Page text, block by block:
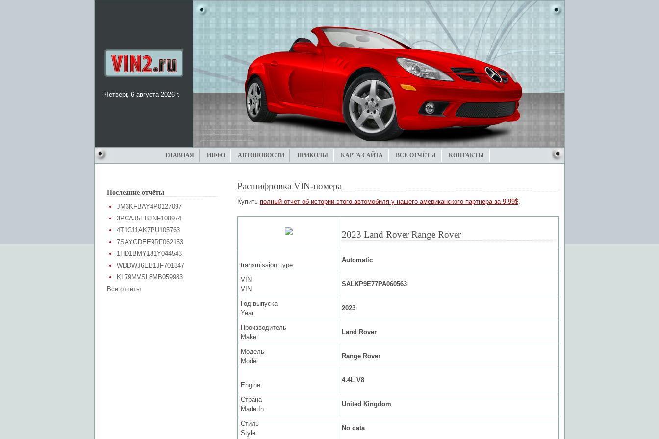
Четверг, 6 августа 2026 г.
ГЛАВНАЯ ИНФО АВТОНОВОСТИ ПРИКОЛЫ КАРТА САЙТА ВСЕ ОТЧЁТЫ КОНТАКТЫ
Последние отчёты
JM3KFBAY4P0127097
3PCAJ5EB3NF109974
4T1C11AK7PU105763
7SAYGDEE9RF062153
1HD1BMY181Y044543
WDDWJ6EB1JF701347
KL79MVSL8MB059983
Все отчёты
Расшифровка VIN-номера
Купить полный отчет об истории этого автомобиля у нашего американского партнера за 9.99$.
2023 Land Rover Range Rover
transmission_type
Automatic
VIN
VIN
SALKP9E77PA060563
Год выпуска
Year
2023
Производитель
Make
Land Rover
Модель
Model
Range Rover
Engine
4.4L V8
Страна
Made In
United Kingdom
Стиль
Style
No data